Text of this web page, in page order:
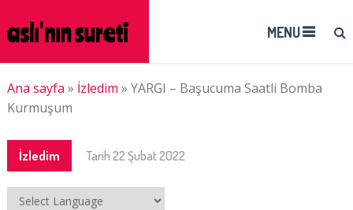
MENU
Ana sayfa » İzledim » YARGI – Başucuma Saatli Bomba
Kurmuşum
İzledim Tarih 22 Şubat 2022